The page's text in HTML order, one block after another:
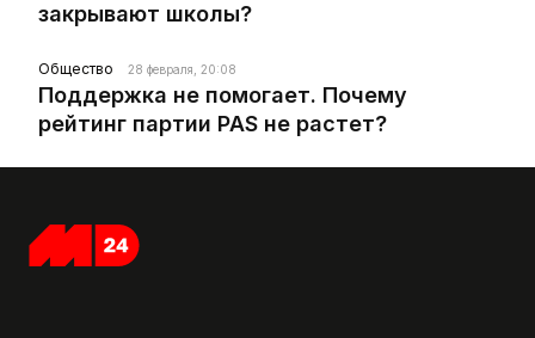
закрывают школы?
Общество 28 февраля, 20:08
Поддержка не помогает. Почему
рейтинг партии PAS не растет?